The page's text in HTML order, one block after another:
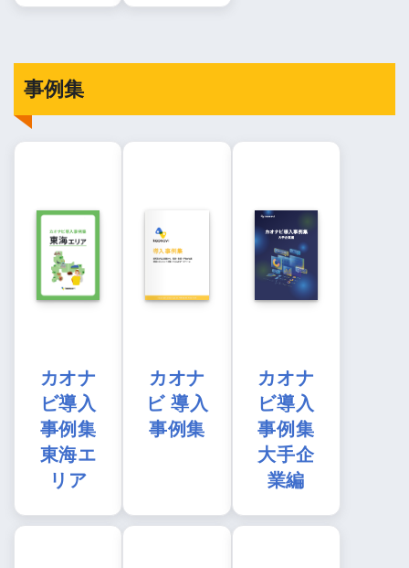
事例集
カオナ
ビ導入
事例集
東海エ
リア
カオナ
ビ 導入
事例集
カオナ
ビ導入
事例集
大手企
業編